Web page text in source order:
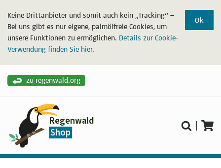
Ok
Keine Drittanbieter und somit auch kein „Tracking“ –
Bei uns gibt es nur eigene, palmölfreie Cookies, um
unsere Funktionen zu ermöglichen. Details zur Cookie-
Verwendung finden Sie hier.
zu regenwald.org
Regenwald
Shop